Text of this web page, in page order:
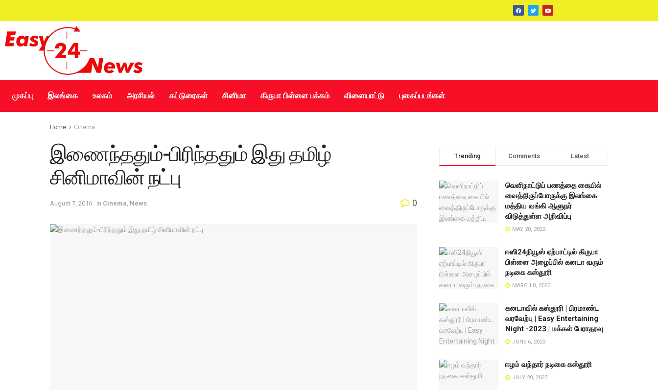
முகப்பு இலங்கை உலகம் அரசியல் கட்டுரைகள் சினிமா கிருபா பிள்ளை பக்கம் விளையாட்டு புகைப்படங்கள்
Home Cinema
இணைந்ததும்-பிரிந்ததும் இது தமிழ்
சினிமாவின் நட்பு
August 7, 2016 in Cinema News 0
Trending Comments Latest
வெளிநாட்டுப் பணத்தை கையில்
வைத்திருப்போருக்கு இலங்கை
மத்திய வங்கி ஆளுநர்
விடுத்துள்ள அறிவிப்பு
MAY 20, 2022
ஈஸி24நியூஸ் ஏற்பாட்டில் கிருபா
பிள்ளை அழைப்பில் கனடா வரும்
நடிகை கஸ்தூரி
MARCH 8, 2023
கனடாவில் கஸ்தூரி | பிரமாண்ட
வரவேற்பு | Easy Entertaining
Night -2023 | மக்கள் பேராதரவு
JUNE 6, 2023
ஈழம் வந்தார் நடிகை கஸ்தூரி
JULY 28, 2023